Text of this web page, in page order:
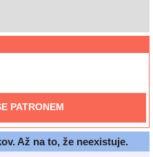
PATRONEM
Až na to, že neexistuje.